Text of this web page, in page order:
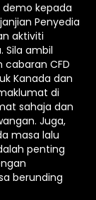
demo kepada
Penyedia
aktiviti
ambil
CFD
Kanada dan
di
sahaja dan
Juga,
masa lalu
penting
berunding